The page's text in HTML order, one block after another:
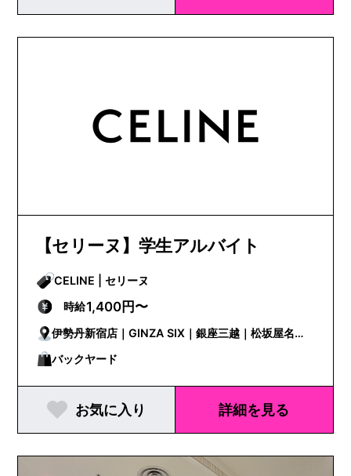
【セリーヌ】学生アルバイト
CELINE | セリーヌ
時給1,400円〜
伊勢丹新宿店｜GINZA SIX｜銀座三越｜松坂屋名古
屋店｜ジェイアール名古屋タカシマヤ｜大丸京都店
｜大丸神戸店｜神戸阪急｜大阪タカシマヤ｜阪急う
めだ本店｜御殿場プレミアム・アウトレット｜岩田
屋本店｜博多阪急
バックヤード
お気に入り 詳細を見る